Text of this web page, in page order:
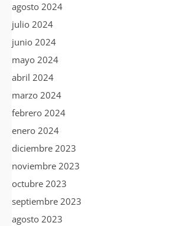
agosto 2024
julio 2024
junio 2024
mayo 2024
abril 2024
marzo 2024
febrero 2024
enero 2024
diciembre 2023
noviembre 2023
octubre 2023
septiembre 2023
agosto 2023